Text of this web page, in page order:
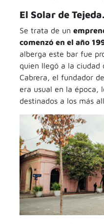
El Solar de
Se trata de un
comenzó en el año
alberga este bar fue
quien llegó a la ciudad
Cabrera, el fundador
era usual en la época,
destinados a los más